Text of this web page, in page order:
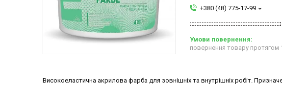
+380 (48) 775-17-99
повернення товару протягом
Високоеластична акрилова фарба для зовнішніх та внутрішніх робіт.